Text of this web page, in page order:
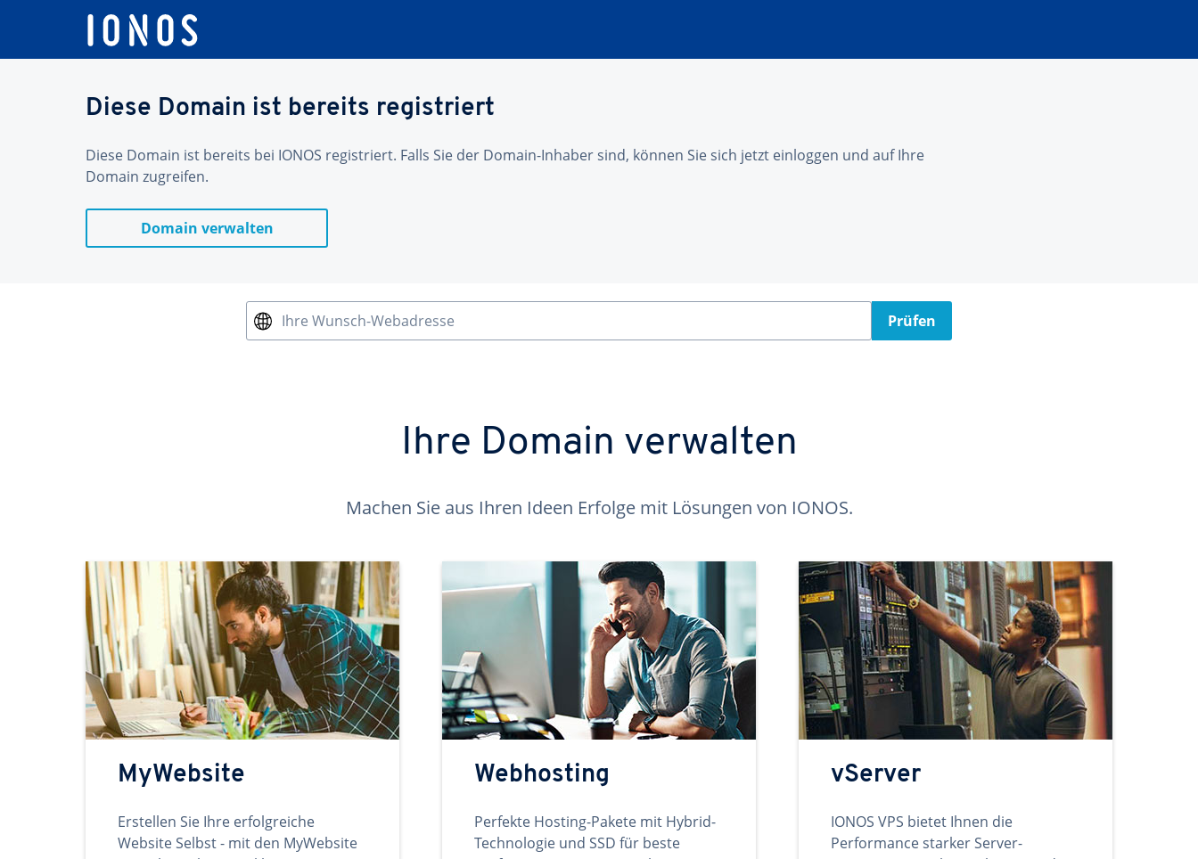
Diese Domain ist bereits registriert
Diese Domain ist bereits bei IONOS registriert. Falls Sie der Domain-Inhaber sind, können Sie sich jetzt einloggen und auf Ihre
Domain zugreifen.
Domain verwalten
Ihre Wunsch-Webadresse Prüfen
Ihre Domain verwalten
Machen Sie aus Ihren Ideen Erfolge mit Lösungen von IONOS.
MyWebsite
Erstellen Sie Ihre erfolgreiche
Website Selbst - mit den MyWebsite
Webhosting
Perfekte Hosting-Pakete mit Hybrid-
Technologie und SSD für beste
vServer
IONOS VPS bietet Ihnen die
Performance starker Server-